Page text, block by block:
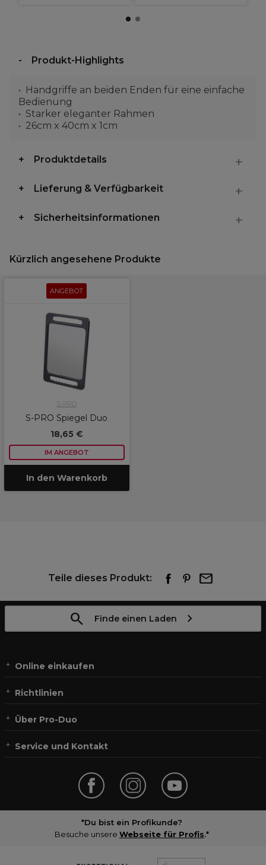
Produkt-Highlights
Handgriffe an beiden Enden für eine einfache
Bedienung
Starker eleganter Rahmen
26cm x 40cm x 1cm
Produktdetails
Lieferung & Verfügbarkeit
Sicherheitsinformationen
Kürzlich angesehene Produkte
ANGEBOT
S-PRO
S-PRO Spiegel Duo
18,65 €
IM ANGEBOT
In den Warenkorb
Teile dieses Produkt:
Finde einen Laden
Online einkaufen
Richtlinien
Über Pro-Duo
Service und Kontakt
*Du bist ein Profikunde?
Besuche unsere Webseite für Profis.*